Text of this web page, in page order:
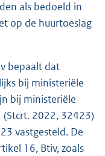
als bedoeld in
op de huurtoeslag
bepaalt dat
bij ministeriële
bij ministeriële
2022, 32423)
vastgesteld. De
16, Btiv, zoals